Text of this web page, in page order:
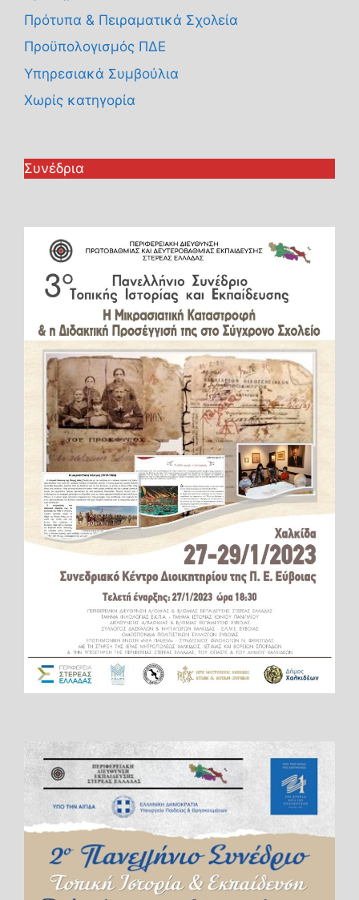
Πρότυπα & Πειραματικά Σχολεία
Προϋπολογισμός ΠΔΕ
Υπηρεσιακά Συμβούλια
Χωρίς κατηγορία
Συνέδρια